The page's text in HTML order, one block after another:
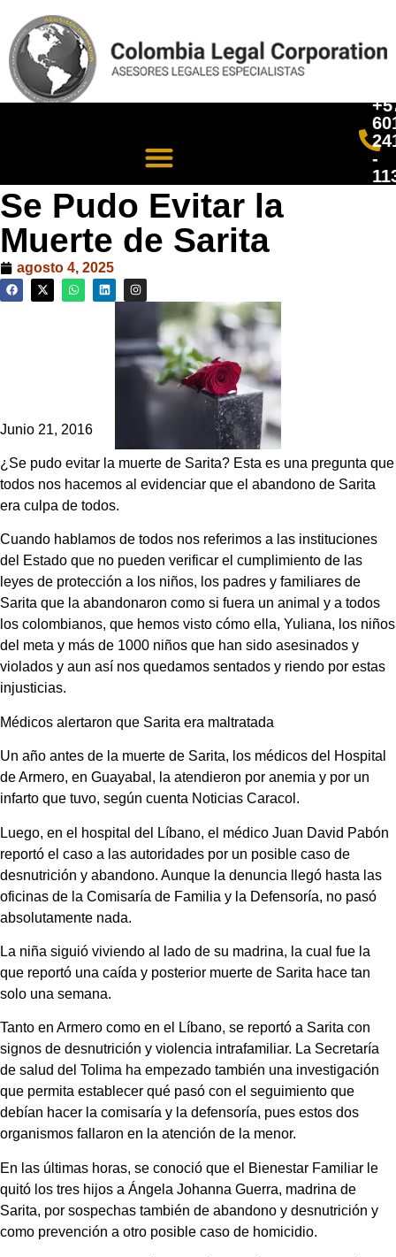
-
Se Pudo Evitar la
Muerte de Sarita
agosto 4, 2025
Junio 21, 2016
¿Se pudo evitar la muerte de Sarita? Esta es una pregunta que
todos nos hacemos al evidenciar que el abandono de Sarita
era culpa de todos.
Cuando hablamos de todos nos referimos a las instituciones
del Estado que no pueden verificar el cumplimiento de las
leyes de protección a los niños, los padres y familiares de
Sarita que la abandonaron como si fuera un animal y a todos
los colombianos, que hemos visto cómo ella, Yuliana, los niños
del meta y más de 1000 niños que han sido asesinados y
violados y aun así nos quedamos sentados y riendo por estas
injusticias.
Médicos alertaron que Sarita era maltratada
Un año antes de la muerte de Sarita, los médicos del Hospital
de Armero, en Guayabal, la atendieron por anemia y por un
infarto que tuvo, según cuenta Noticias Caracol.
Luego, en el hospital del Líbano, el médico Juan David Pabón
reportó el caso a las autoridades por un posible caso de
desnutrición y abandono. Aunque la denuncia llegó hasta las
oficinas de la Comisaría de Familia y la Defensoría, no pasó
absolutamente nada.
La niña siguió viviendo al lado de su madrina, la cual fue la
que reportó una caída y posterior muerte de Sarita hace tan
solo una semana.
Tanto en Armero como en el Líbano, se reportó a Sarita con
signos de desnutrición y violencia intrafamiliar. La Secretaría
de salud del Tolima ha empezado también una investigación
que permita establecer qué pasó con el seguimiento que
debían hacer la comisaría y la defensoría, pues estos dos
organismos fallaron en la atención de la menor.
En las últimas horas, se conoció que el Bienestar Familiar le
quitó los tres hijos a Ángela Johanna Guerra, madrina de
Sarita, por sospechas también de abandono y desnutrición y
como prevención a otro posible caso de homicidio.